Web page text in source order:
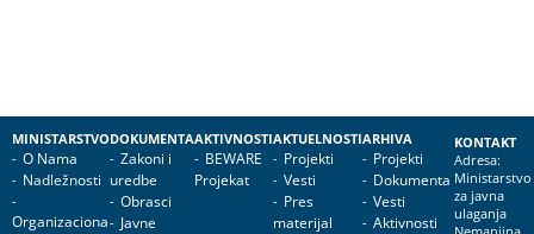
MINISTARSTVO
O Nama
Nadležnosti
Organizaciona
DOKUMENTA
Zakoni i
uredbe
Obrasci
Javne
AKTIVNOSTI
BEWARE
Projekat
AKTUELNOSTI
Projekti
Vesti
Pres
materijal
ARHIVA
Projekti
Dokumenta
Vesti
Aktivnosti
KONTAKT
Adresa:
Ministarstvo
za javna
ulaganja